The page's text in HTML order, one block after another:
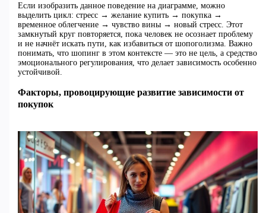
Если изобразить данное поведение на диаграмме, можно
выделить цикл: стресс → желание купить → покупка →
временное облегчение → чувство вины → новый стресс. Этот
замкнутый круг повторяется, пока человек не осознает проблему
и не начнёт искать пути, как избавиться от шопоголизма. Важно
понимать, что шопинг в этом контексте — это не цель, а средство
эмоционального регулирования, что делает зависимость особенно
устойчивой.
Факторы, провоцирующие развитие зависимости от
покупок